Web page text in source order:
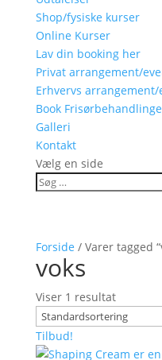
Shop/fysiske kurser
Online Kurser
Lav din booking her
Privat arrangement/
Erhvervs arrangement/
Book
Galleri
Kontakt
Vælg en side
Forside / Varer tagged
voks
Viser 1 resultat
Tilbud!